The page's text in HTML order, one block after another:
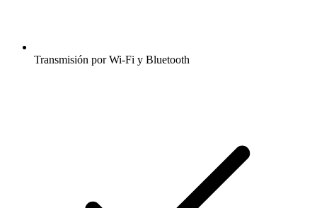
Transmisión por Wi-Fi y Bluetooth